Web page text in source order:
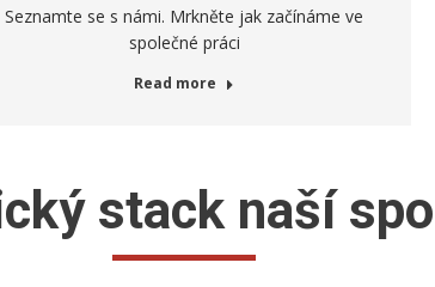
Seznamte se s námi. Mrkněte jak začínáme ve
společné práci
Read more
stack naší